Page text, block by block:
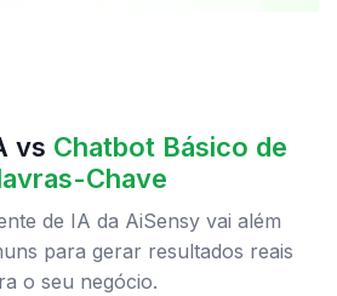
vs Chatbot Básico de
Chave
de IA da AiSensy vai além
para gerar resultados reais
o seu negócio.